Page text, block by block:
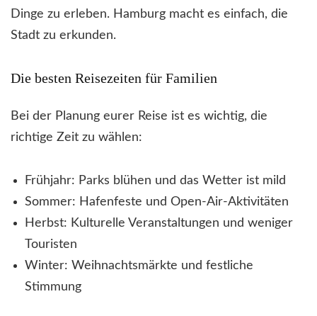
Dinge zu erleben. Hamburg macht es einfach, die
Stadt zu erkunden.
Die besten Reisezeiten für Familien
Bei der Planung eurer Reise ist es wichtig, die
richtige Zeit zu wählen:
Frühjahr: Parks blühen und das Wetter ist mild
Sommer: Hafenfeste und Open-Air-Aktivitäten
Herbst: Kulturelle Veranstaltungen und weniger
Touristen
Winter: Weihnachtsmärkte und festliche
Stimmung